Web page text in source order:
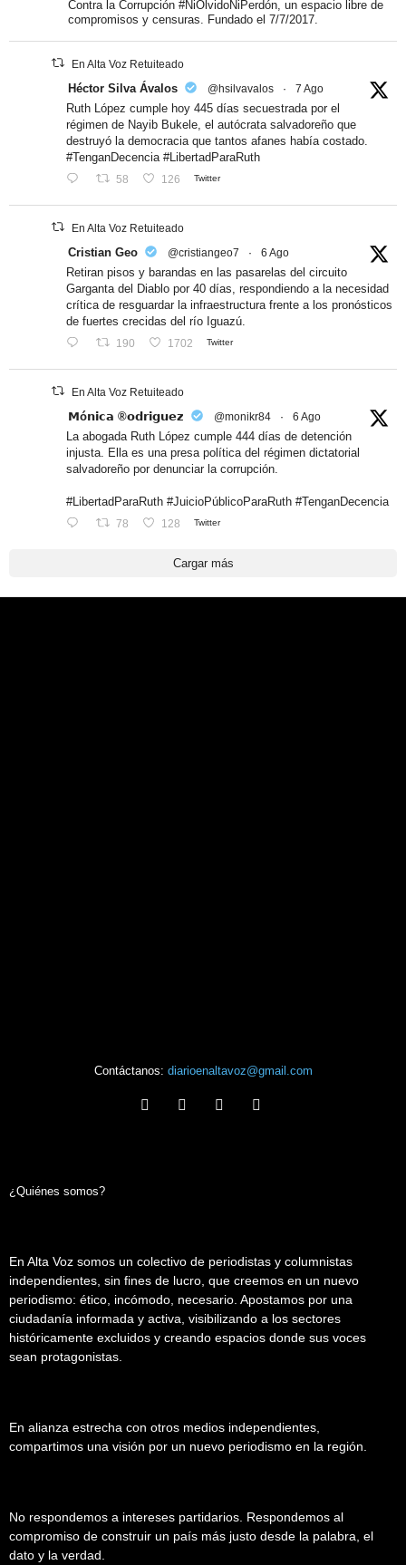
Contra la Corrupción #NiOlvidoNiPerdón, un espacio libre de
compromisos y censuras. Fundado el 7/7/2017.
En Alta Voz Retuiteado
Héctor Silva Ávalos @hsilvavalos · 7 Ago
Ruth López cumple hoy 445 días secuestrada por el
régimen de Nayib Bukele, el autócrata salvadoreño que
destruyó la democracia que tantos afanes había costado.
#TenganDecencia #LibertadParaRuth
58 126 Twitter
En Alta Voz Retuiteado
Cristian Geo @cristiangeo7 · 6 Ago
Retiran pisos y barandas en las pasarelas del circuito
Garganta del Diablo por 40 días, respondiendo a la necesidad
crítica de resguardar la infraestructura frente a los pronósticos
de fuertes crecidas del río Iguazú.
190 1702 Twitter
En Alta Voz Retuiteado
𝗠ó𝗻𝗶𝗰𝗮 ®𝗼𝗱𝗿𝗶𝗴𝘂𝗲𝘇 @monikr84 · 6 Ago
La abogada Ruth López cumple 444 días de detención
injusta. Ella es una presa política del régimen dictatorial
salvadoreño por denunciar la corrupción.
#LibertadParaRuth #JuicioPúblicoParaRuth #TenganDecencia
78 128 Twitter
Cargar más
Contáctanos: diarioenaltavoz@gmail.com
¿Quiénes somos?
En Alta Voz somos un colectivo de periodistas y columnistas
independientes, sin fines de lucro, que creemos en un nuevo
periodismo: ético, incómodo, necesario. Apostamos por una
ciudadanía informada y activa, visibilizando a los sectores
históricamente excluidos y creando espacios donde sus voces
sean protagonistas.
En alianza estrecha con otros medios independientes,
compartimos una visión por un nuevo periodismo en la región.
No respondemos a intereses partidarios. Respondemos al
compromiso de construir un país más justo desde la palabra, el
dato y la verdad.